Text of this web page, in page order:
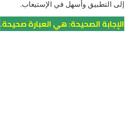
إلى التطبيق وأسهل في الإستيعاب.
الإجابة الصحيحة: هي العبارة صحيحة.